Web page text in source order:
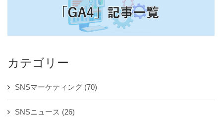
カテゴリー
SNSマーケティング (70)
SNSニュース (26)